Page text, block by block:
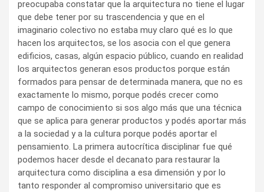
preocupaba constatar que la arquitectura no tiene el lugar
que debe tener por su trascendencia y que en el
imaginario colectivo no estaba muy claro qué es lo que
hacen los arquitectos, se los asocia con el que genera
edificios, casas, algún espacio público, cuando en realidad
los arquitectos generan esos productos porque están
formados para pensar de determinada manera, que no es
exactamente lo mismo, porque podés crecer como
campo de conocimiento si sos algo más que una técnica
que se aplica para generar productos y podés aportar más
a la sociedad y a la cultura porque podés aportar el
pensamiento. La primera autocrítica disciplinar fue qué
podemos hacer desde el decanato para restaurar la
arquitectura como disciplina a esa dimensión y por lo
tanto responder al compromiso universitario que es